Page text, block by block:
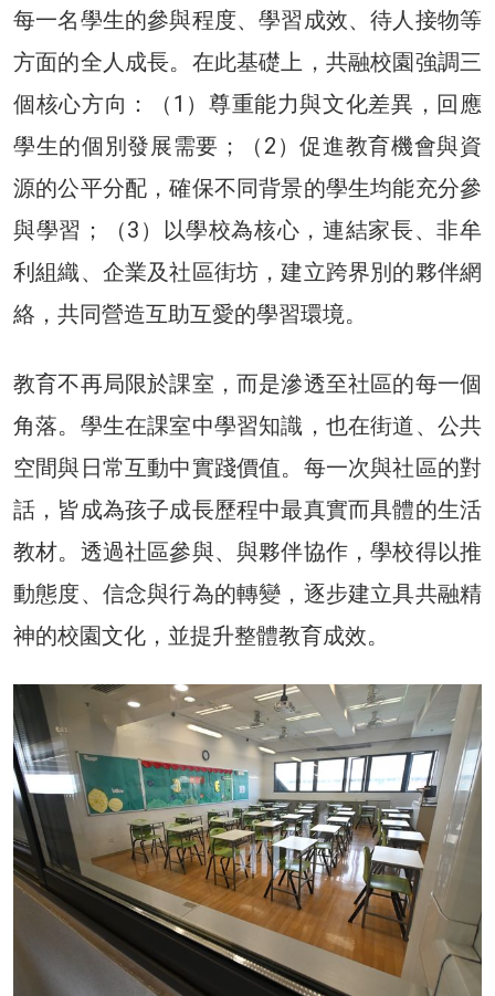
每一名學生的參與程度、學習成效、待人接物等
方面的全人成長。在此基礎上，共融校園強調三
個核心方向：（1）尊重能力與文化差異，回應
學生的個別發展需要；（2）促進教育機會與資
源的公平分配，確保不同背景的學生均能充分參
與學習；（3）以學校為核心，連結家長、非牟
利組織、企業及社區街坊，建立跨界別的夥伴網
絡，共同營造互助互愛的學習環境。
教育不再局限於課室，而是滲透至社區的每一個
角落。學生在課室中學習知識，也在街道、公共
空間與日常互動中實踐價值。每一次與社區的對
話，皆成為孩子成長歷程中最真實而具體的生活
教材。透過社區參與、與夥伴協作，學校得以推
動態度、信念與行為的轉變，逐步建立具共融精
神的校園文化，並提升整體教育成效。